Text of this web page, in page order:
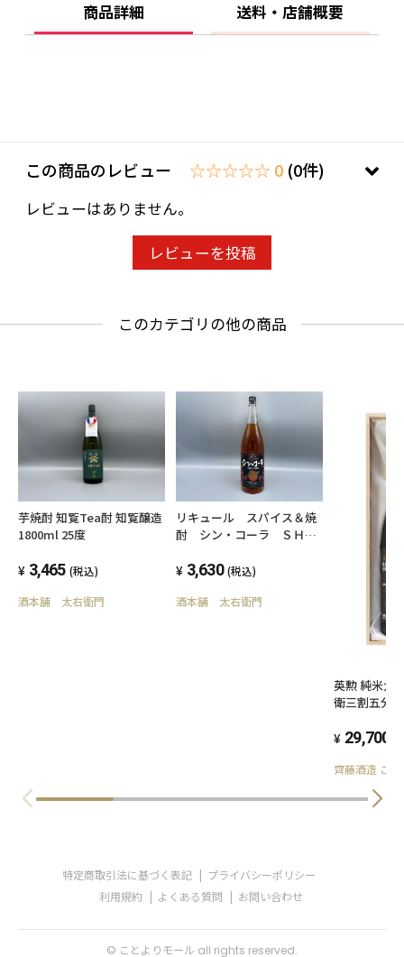
商品詳細 送料・店舗概要
この商品のレビュー ☆☆☆☆☆ 0 (0件)
レビューはありません。
レビューを投稿
このカテゴリの他の商品
芋焼酎 知覧Tea酎 知覧醸造
1800ml 25度
3,465 (税込)
酒本舗 太右衛門
リキュール スパイス＆焼
酎 シン・コーラ ＳＨＩ
度3,630 (税込)
酒本舗 太右衛門
英勲 純米大
衛三割五分
29,700
齊藤酒造 こ
特定商取引法に基づく表記
プライバシーポリシー
利用規約
よくある質問 お問い合わせ
© ことよりモール all rights reserved.